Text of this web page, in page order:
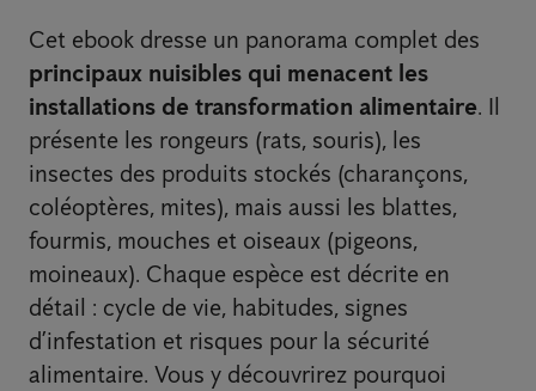
Cet ebook dresse un panorama complet des
principaux nuisibles qui menacent les
installations de transformation alimentaire. Il
présente les rongeurs (rats, souris), les
insectes des produits stockés (charançons,
coléoptères, mites), mais aussi les blattes,
fourmis, mouches et oiseaux (pigeons,
moineaux). Chaque espèce est décrite en
détail : cycle de vie, habitudes, signes
d’infestation et risques pour la sécurité
alimentaire. Vous y découvrirez pourquoi